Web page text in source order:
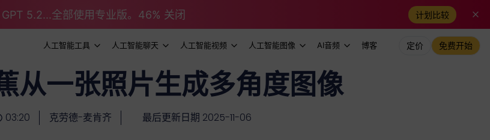
5.2...全部使用专业版。46% 关闭 计划比较
人工智能工具 人工智能聊天 人工智能视频 人工智能图像 AI音频 博客 定价 免费开始
从一张照片生成多角度图像
03:20 克劳德-麦肯齐 最后更新日期 2025-11-06